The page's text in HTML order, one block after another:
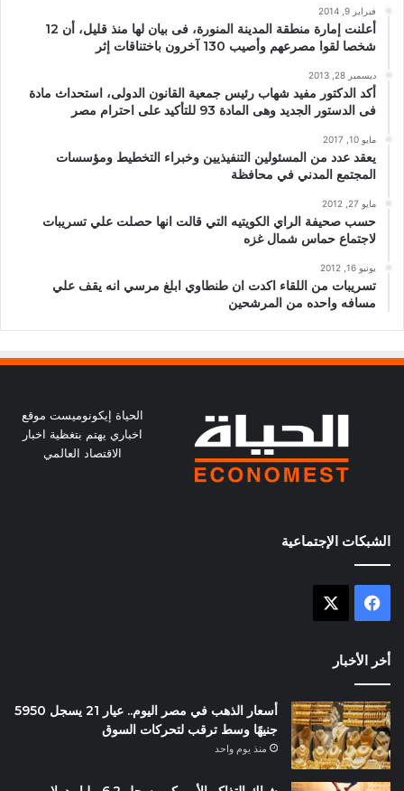
فبراير 9, 2014
أعلنت إمارة منطقة المدينة المنورة، فى بيان لها منذ قليل، أن 12
شخصا لقوا مصرعهم وأصيب 130 آخرون باختناقات إثر
ديسمبر 28, 2013
أكد الدكتور مفيد شهاب رئيس جمعية القانون الدولى، استحداث مادة
فى الدستور الجديد وهى المادة 93 للتأكيد على احترام مصر
مايو 10, 2017
يعقد عدد من المسئولين التنفيذيين وخبراء التخطيط ومؤسسات
المجتمع المدني في محافظة
مايو 27, 2012
حسب صحيفة الراي الكويتيه التي قالت انها حصلت علي تسريبات
لاجتماع حماس شمال غزه
يونيو 16, 2012
تسريبات من اللقاء اكدت ان طنطاوي ابلغ مرسي انه يقف علي
مسافه واحده من المرشحين
الحياة إيكونوميست موقع
اخباري يهتم بتغظية اخبار
الاقتصاد العالمي
الشبكات الإجتماعية
فيسبوك
أخر الأخبار
أسعار الذهب في مصر اليوم.. عيار 21 يسجل 5950
جنيهًا وسط ترقب لتحركات السوق
منذ يوم واحد